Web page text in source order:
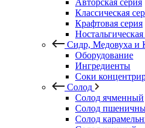
Авторская серия
Классическая
Крафтовая серия
Сидр, Медовуха и
Оборудование
Ингредиенты
Соки
Солод
Солод ячменный
Солод
Солод